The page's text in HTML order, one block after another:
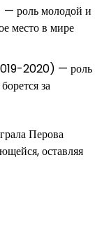
— роль молодой и
место в мире
2020) — роль
за
Перова
оставляя